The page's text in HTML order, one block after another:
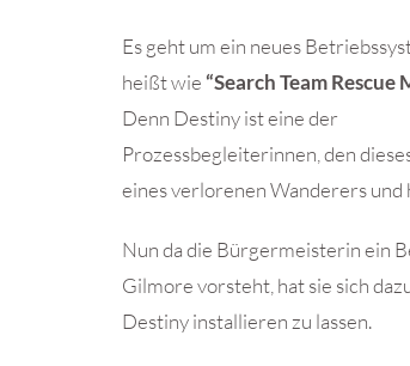
Es geht um ein neues
heißt wie “Search Team
Denn Destiny ist eine der
Prozessbegleiterinnen, den
eines verlorenen Wanderers
Nun da die Bürgermeisterin ein
Gilmore vorsteht, hat sie sich
Destiny installieren zu lassen.